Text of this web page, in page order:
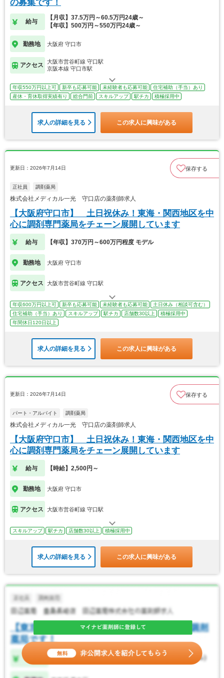
の募集です！
給与
【月収】37.5万円～60.5万円24歳～
【年収】500万円～550万円24歳～
勤務地 大阪府 守口市
アクセス
大阪市営谷町線 守口駅
京阪本線 守口市駅
年収550万円以上可 新卒も応募可能 未経験者も応募可能
住宅補助（手当）あり
産休・育休取得実績有り
総合門前 スキルアップ 駅チカ 積極採用中
求人の詳細を見る この求人に興味がある
更新日：2026年7月14日 保存する
正社員 調剤薬局
株式会社メディカル一光 守口店の薬剤師求人
【大阪府守口市】 土日祝休み！東海・関西地区を中
心に調剤専門薬局をチェーン展開しています
給与 【年収】370万円～600万円程度 モデル
勤務地 大阪府 守口市
アクセス 大阪市営谷町線 守口駅
年収600万円以上可 新卒も応募可能 未経験者も応募可能
土日休み（相談可含む）
住宅補助（手当）あり
スキルアップ 駅チカ 店舗数30以上
積極採用中
年間休日120日以上
求人の詳細を見る この求人に興味がある
更新日：2026年7月14日 保存する
パート・アルバイト 調剤薬局
株式会社メディカル一光 守口店の薬剤師求人
【大阪府守口市】 土日祝休み！東海・関西地区を中
心に調剤専門薬局をチェーン展開しています
給与 【時給】2,500円～
勤務地 大阪府 守口市
アクセス 大阪市営谷町線 守口駅
スキルアップ 駅チカ 店舗数30以上 積極採用中
求人の詳細を見る この求人に興味がある